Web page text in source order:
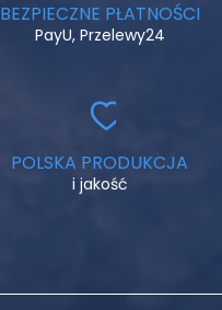
BEZPIECZNE PŁATNOŚCI
PayU, Przelewy24
POLSKA PRODUKCJA
i jakość